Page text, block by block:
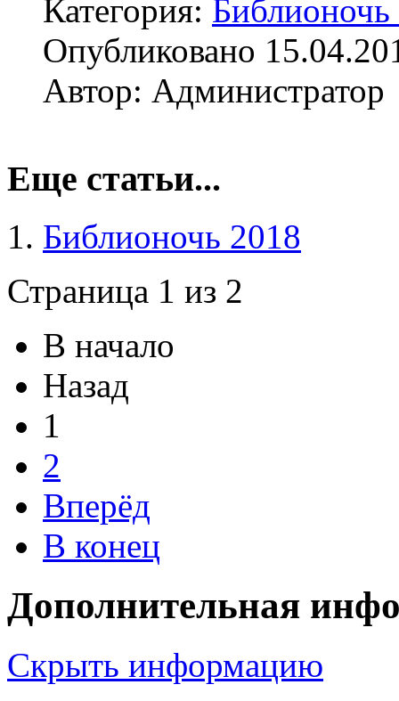
Категория:
Опубликовано
Автор: Администратор
Еще статьи...
Библионочь 2018
Страница 1 из 2
В начало
Назад
1
2
Вперёд
В конец
Дополнительная
Скрыть информацию